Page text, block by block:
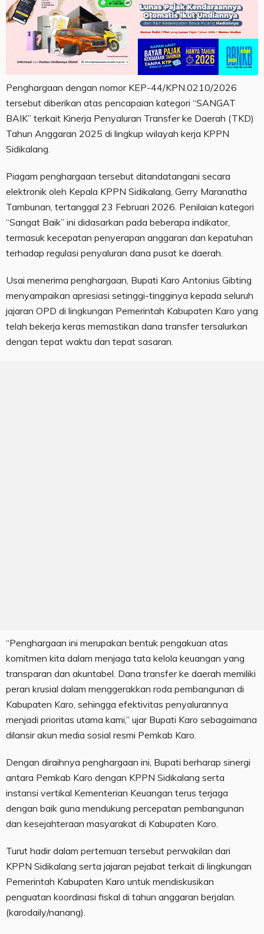
Penghargaan dengan nomor KEP-44/KPN.0210/2026
tersebut diberikan atas pencapaian kategori “SANGAT
BAIK” terkait Kinerja Penyaluran Transfer ke Daerah (TKD)
Tahun Anggaran 2025 di lingkup wilayah kerja KPPN
Sidikalang.
Piagam penghargaan tersebut ditandatangani secara
elektronik oleh Kepala KPPN Sidikalang, Gerry Maranatha
Tambunan, tertanggal 23 Februari 2026. Penilaian kategori
“Sangat Baik” ini didasarkan pada beberapa indikator,
termasuk kecepatan penyerapan anggaran dan kepatuhan
terhadap regulasi penyaluran dana pusat ke daerah.
Usai menerima penghargaan, Bupati Karo Antonius Gibting
menyampaikan apresiasi setinggi-tingginya kepada seluruh
jajaran OPD di lingkungan Pemerintah Kabupaten Karo yang
telah bekerja keras memastikan dana transfer tersalurkan
dengan tepat waktu dan tepat sasaran.
“Penghargaan ini merupakan bentuk pengakuan atas
komitmen kita dalam menjaga tata kelola keuangan yang
transparan dan akuntabel. Dana transfer ke daerah memiliki
peran krusial dalam menggerakkan roda pembangunan di
Kabupaten Karo, sehingga efektivitas penyalurannya
menjadi prioritas utama kami,” ujar Bupati Karo sebagaimana
dilansir akun media sosial resmi Pemkab Karo.
Dengan diraihnya penghargaan ini, Bupati berharap sinergi
antara Pemkab Karo dengan KPPN Sidikalang serta
instansi vertikal Kementerian Keuangan terus terjaga
dengan baik guna mendukung percepatan pembangunan
dan kesejahteraan masyarakat di Kabupaten Karo.
Turut hadir dalam pertemuan tersebut perwakilan dari
KPPN Sidikalang serta jajaran pejabat terkait di lingkungan
Pemerintah Kabupaten Karo untuk mendiskusikan
penguatan koordinasi fiskal di tahun anggaran berjalan.
(karodaily/nanang).